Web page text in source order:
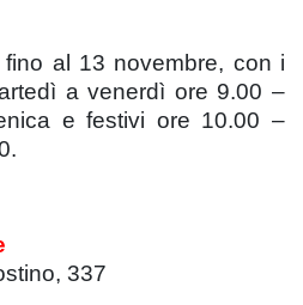
al 13 novembre, con i
a venerdì ore 9.00 –
e festivi ore 10.00 –
337